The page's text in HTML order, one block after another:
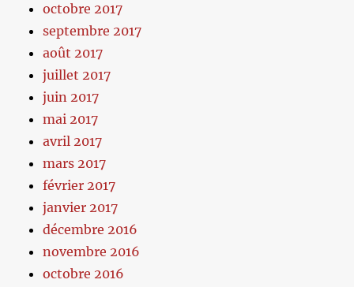
octobre 2017
septembre 2017
août 2017
juillet 2017
juin 2017
mai 2017
avril 2017
mars 2017
février 2017
janvier 2017
décembre 2016
novembre 2016
octobre 2016